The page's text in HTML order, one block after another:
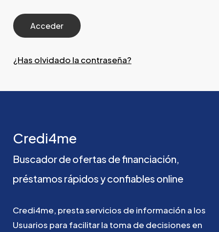
¿Has olvidado la contraseña?
Credi4me
Buscadordeofertas definanciación,
préstamos rápidosyconfiables online
Credi4me, prestaservicios de información a los
Usuarios para facilitarla toma de decisiones en